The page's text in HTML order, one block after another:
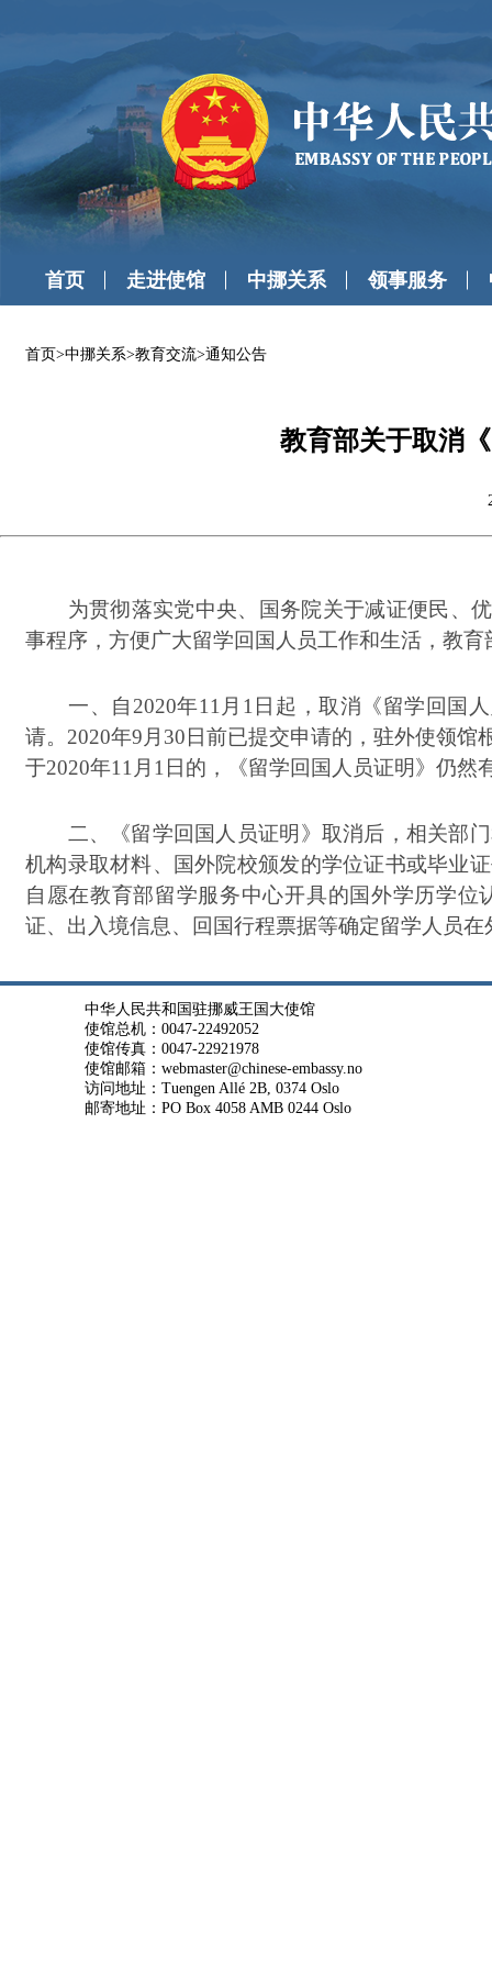
首页 走进使馆 中挪关系 领事服务
首页>中挪关系>教育交流>通知公告
教育部关于取消
为贯彻落实党中央、国务院关于减证便民、优
事程序，方便广大留学回国人员工作和生活，教
一、自2020年11月1日起，取消《留学回国人
请。2020年9月30日前已提交申请的，驻外使领
于2020年11月1日的，《留学回国人员证明》仍然
二、《留学回国人员证明》取消后，相关部门
机构录取材料、国外院校颁发的学位证书或毕业
自愿在教育部留学服务中心开具的国外学历学
证、出入境信息、回国行程票据等确定留学人员在
中华人民共和国驻挪威王国大使馆
使馆总机：0047-22492052
使馆传真：0047-22921978
使馆邮箱：webmaster@chinese-embassy.no
访问地址：Tuengen Allé 2B, 0374 Oslo
邮寄地址：PO Box 4058 AMB 0244 Oslo